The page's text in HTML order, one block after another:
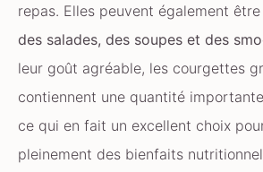
repas. Elles peuvent également
des salades, des soupes et des
leur goût agréable, les courgettes
contiennent une quantité
ce qui en fait un excellent choix
pleinement des bienfaits